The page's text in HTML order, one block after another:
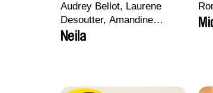
Audrey Bellot, Laurene
Desoutter, Amandine
Fernandes, Ludivine
Neila